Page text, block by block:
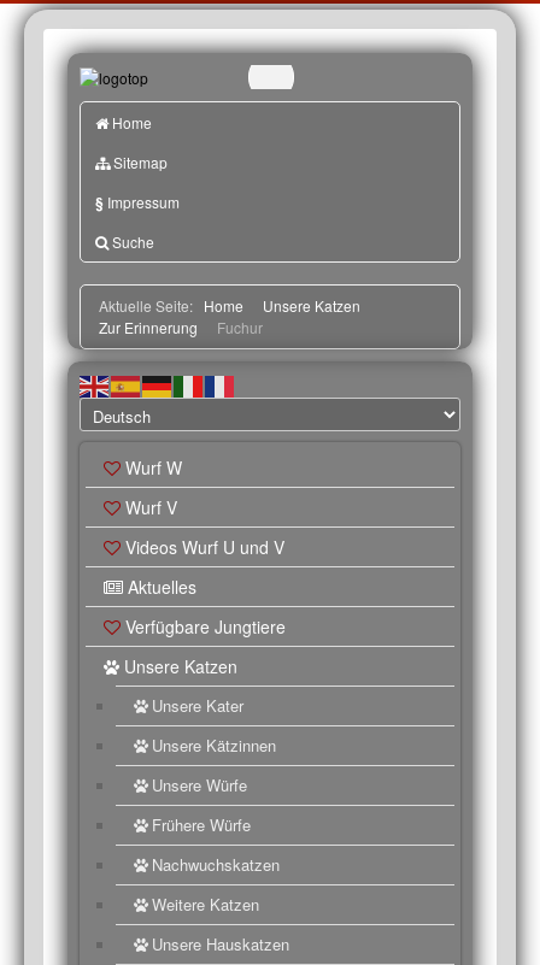
Home
Sitemap
§ Impressum
Suche
Aktuelle Seite: Home
Unsere Katzen
Zur Erinnerung
Fuchur
Wurf W
Wurf V
Videos Wurf U und V
Aktuelles
Verfügbare Jungtiere
Unsere Katzen
Unsere Kater
Unsere Kätzinnen
Unsere Würfe
Frühere Würfe
Nachwuchskatzen
Weitere Katzen
Unsere Hauskatzen